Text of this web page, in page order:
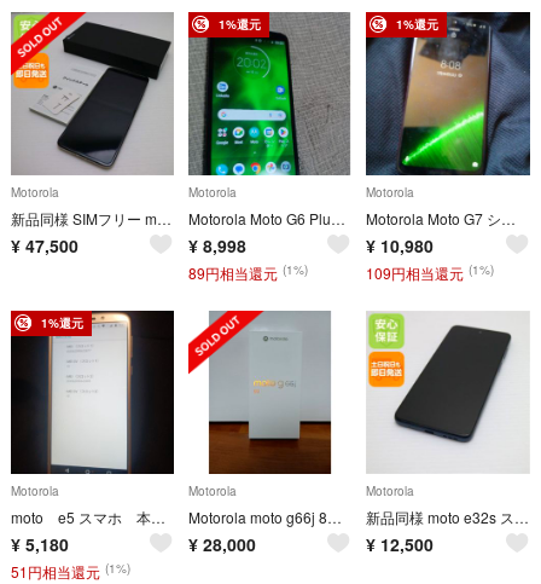
Motorola
新品同様 SIMフリー motorola razr 50s サンドクリーム スマホ モトローラ 即日発送 土日祝発送OK M333
¥ 47,500
1%還元
Motorola
Motorola Moto G6 Plus シムフリースマートフォンスマホ本体
¥ 8,998
89円相当還元 (1%)
1%還元
Motorola
Motorola Moto G7 シムフリースマートフォン本体 スマホ本体
¥ 10,980
109円相当還元 (1%)
1%還元
Motorola
moto e5 スマホ 本体 モトローラ スマートフォン 本体 ワイモバイル
¥ 5,180
51円相当還元 (1%)
Motorola
Motorola moto g66j 8GB/128GB スマートフォン 緑
¥ 28,000
Motorola
新品同様 moto e32s スレートグレイ M333
¥ 12,500